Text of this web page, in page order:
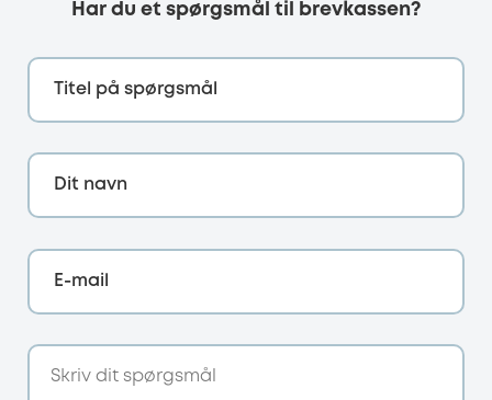
Har du et spørgsmål til brevkassen?
Titel på spørgsmål
Dit navn
E-mail